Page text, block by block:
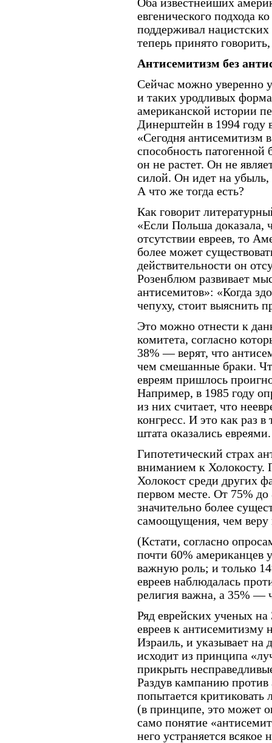
Оба известнейших
евгенического подхода
поддерживал
теперь принято
Антисемитизм без
Сейчас можно уверенно
и таких уродливых
американской истории
Динерштейн в 1994 году
«Сегодня
способность
он не растет. Он не
силой. Он идет на убыль,
А что же тогда есть?
Как говорит
«Если Польша доказала,
отсутствии евреев, то
более может
действительности он
Розенблюм развивает
антисемитов»: «Когда
чепуху, стоит выяснить
Это можно отнести к
комитета, согласно
38% — верят, что
чем смешанные браки.
евреям пришлось
Например, в 1985 году
из них считает, что
конгресс. И это как раз в
штата оказались евреями.
Гипотетический страх
вниманием к Холокосту.
Холокост среди других
первом месте. От 75% до
значительно более
самоощущения, чем веру
(Кстати, согласно
почти 60% американцев
важную роль; и только
евреев наблюдалась
религия важна, а 35% —
Ряд еврейских ученых на
евреев к антисемитизму
Израиль, и указывает на
исходит из принципа
прикрыть
Раздув кампанию против
попытается
(в принципе, это может
само понятие
него устраняется